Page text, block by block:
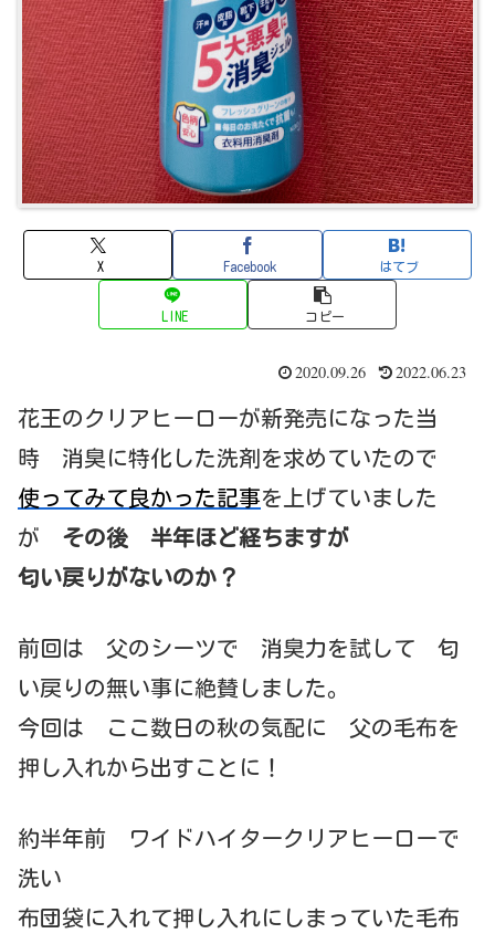
X Facebook はてブ
LINE コピー
2020.09.26 2022.06.23
花王のクリアヒーローが新発売になった当
時 消臭に特化した洗剤を求めていたので
使ってみて良かった記事を上げていました
が その後 半年ほど経ちますが
匂い戻りがないのか？
前回は 父のシーツで 消臭力を試して 匂
い戻りの無い事に絶賛しました。
今回は ここ数日の秋の気配に 父の毛布を
押し入れから出すことに！
約半年前 ワイドハイタークリアヒーローで
洗い
布団袋に入れて押し入れにしまっていた毛布